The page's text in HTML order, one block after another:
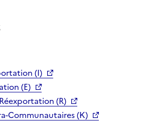
(I)
(E)
(R)
Communautaires (K)